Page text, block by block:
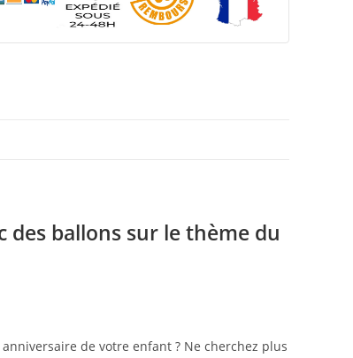
des ballons sur le thème du
de votre enfant ? Ne cherchez plus